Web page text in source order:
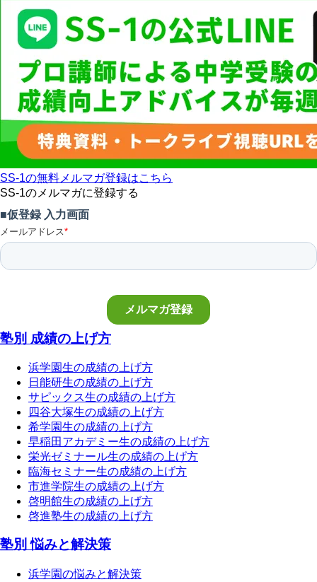
SS-1の無料メルマガ登録はこちら
SS-1のメルマガに登録する
塾別 成績の上げ方
浜学園生の成績の上げ方
日能研生の成績の上げ方
サピックス生の成績の上げ方
四谷大塚生の成績の上げ方
希学園生の成績の上げ方
早稲田アカデミー生の成績の上げ方
栄光ゼミナール生の成績の上げ方
臨海セミナー生の成績の上げ方
市進学院生の成績の上げ方
啓明館生の成績の上げ方
啓進塾生の成績の上げ方
塾別 悩みと解決策
浜学園の悩みと解決策